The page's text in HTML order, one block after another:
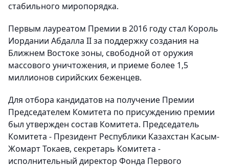
стабильного миропорядка.
Первым лауреатом Премии в 2016 году стал Король
Иордании Абдалла II за поддержку создания на
Ближнем Востоке зоны, свободной от оружия
массового уничтожения, и приеме более 1,5
миллионов сирийских беженцев.
Для отбора кандидатов на получение Премии
Председателем Комитета по присуждению премии
был утвержден состав Комитета. Председатель
Комитета - Президент Республики Казахстан Касым-
Жомарт Токаев, секретарь Комитета -
исполнительный директор Фонда Первого